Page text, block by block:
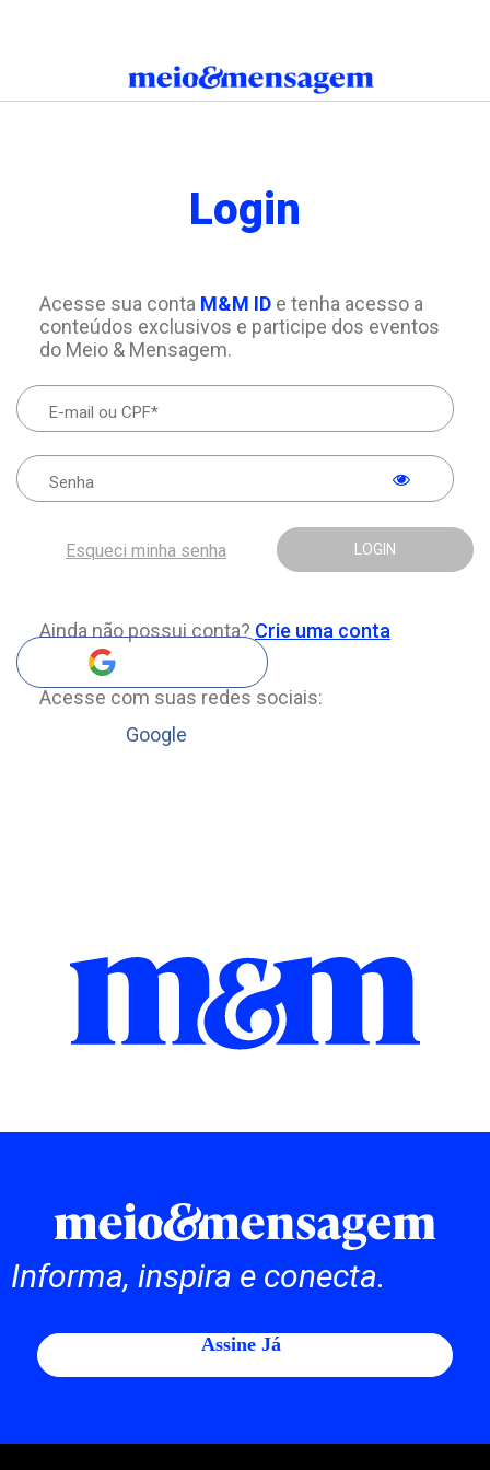
Login
Acesse sua conta M&M IDe tenha acesso a
conteúdos exclusivos e participe dos eventos
do Meio & Mensagem.
LOGIN
Esqueci minha senha
Ainda não possui conta? Crie uma conta
Acesse com suas redes sociais:
Google
Informa, inspira e conecta.
Assine Já